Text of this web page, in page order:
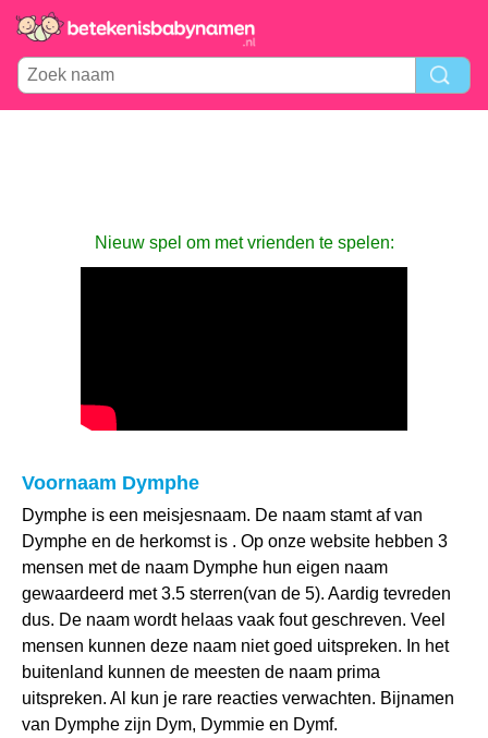
Nieuw spel om met vrienden te spelen:
Voornaam Dymphe
Dymphe is een meisjesnaam. De naam stamt af van
Dymphe en de herkomst is . Op onze website hebben 3
mensen met de naam Dymphe hun eigen naam
gewaardeerd met 3.5 sterren(van de 5). Aardig tevreden
dus. De naam wordt helaas vaak fout geschreven. Veel
mensen kunnen deze naam niet goed uitspreken. In het
buitenland kunnen de meesten de naam prima
uitspreken. Al kun je rare reacties verwachten. Bijnamen
van Dymphe zijn Dym, Dymmie en Dymf.